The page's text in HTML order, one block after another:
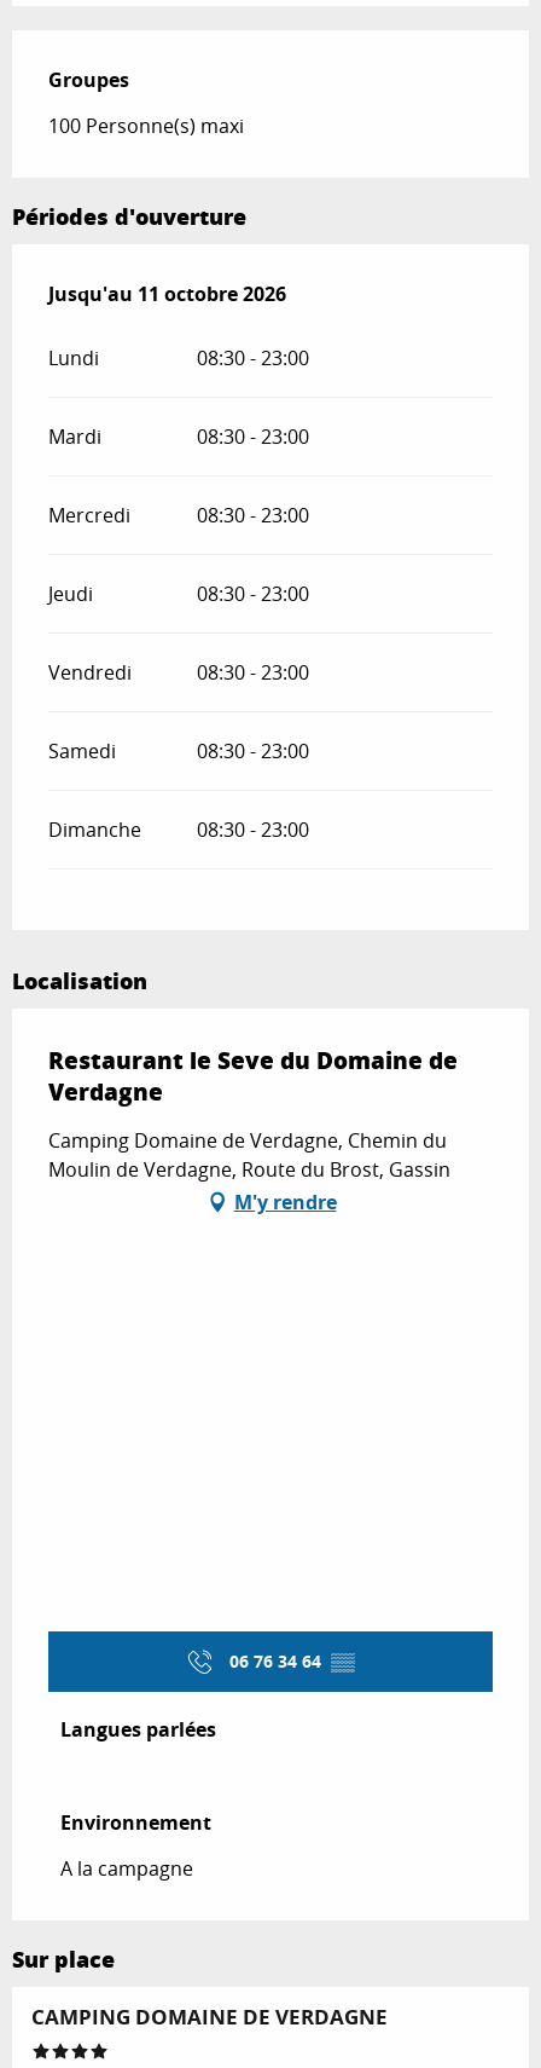
Groupes
Groupes
100 Personne(s) maxi
Périodes d'ouverture
Du1 avril 2026au11 octobre 2026
Jusqu'au 11 octobre 2026
Lundi 08:30 - 23:00
Mardi 08:30 - 23:00
Mercredi 08:30 - 23:00
Jeudi 08:30 - 23:00
Vendredi 08:30 - 23:00
Samedi 08:30 - 23:00
Dimanche 08:30 - 23:00
Localisation
Restaurant le Seve du Domaine de
Verdagne
Camping Domaine de Verdagne, Chemin du
Moulin de Verdagne, Route du Brost, Gassin
M'y rendre
06 76 34 64 ▒▒
Langues parlées
Langues parlées
Environnement
Environnement
A la campagne
Sur place
CAMPING DOMAINE DE VERDAGNE